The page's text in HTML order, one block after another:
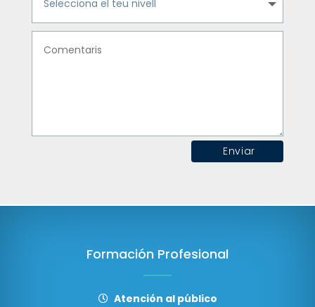
Enviar
Formación Profesional
Atención al público